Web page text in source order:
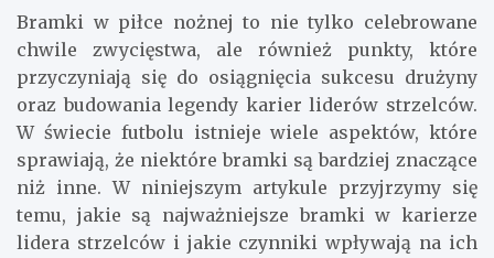
Bramki w piłce nożnej to nie tylko celebrowane
chwile zwycięstwa, ale również punkty, które
przyczyniają się do osiągnięcia sukcesu drużyny
oraz budowania legendy karier liderów strzelców.
W świecie futbolu istnieje wiele aspektów, które
sprawiają, że niektóre bramki są bardziej znaczące
niż inne. W niniejszym artykule przyjrzymy się
temu, jakie są najważniejsze bramki w karierze
lidera strzelców i jakie czynniki wpływają na ich